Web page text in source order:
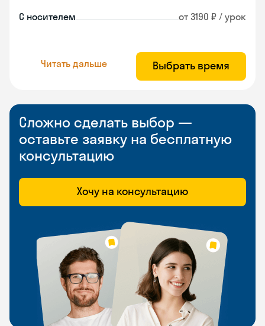
С носителем от 3190 ₽ / урок
Читать дальше Выбрать время
Сложно сделать выбор —
оставьте заявку на бесплатную
консультацию
Хочу на консультацию